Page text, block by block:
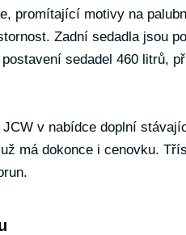
promítající motivy na
Zadní sedadla jsou
sedadel 460 litrů,
v nabídce doplní
má dokonce i cenovku.